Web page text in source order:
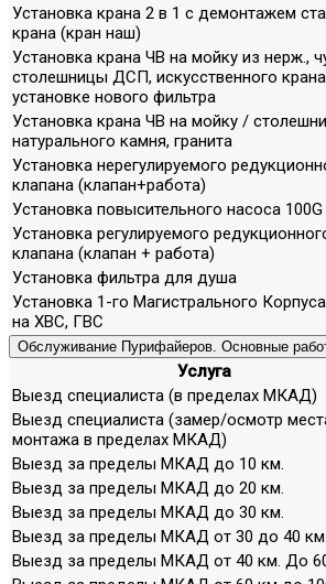
Установка крана 2 в 1 с демонтажем
крана (кран наш)
Установка крана ЧВ на мойку из нерж.,
столешницы ДСП, искусственного
установке нового фильтра
Установка крана ЧВ на мойку /
натурального камня, гранита
Установка нерегулируемого
клапана (клапан+работа)
Установка повысительного насоса 100G
Установка регулируемого
клапана (клапан + работа)
Установка фильтра для душа
Установка 1-го Магистрального
на ХВС, ГВС
Обслуживание Пурифайеров. Основные
Услуга
Выезд специалиста (в пределах МКАД)
Выезд специалиста (замер/осмотр
монтажа в пределах МКАД)
Выезд за пределы МКАД до 10 км.
Выезд за пределы МКАД до 20 км.
Выезд за пределы МКАД до 30 км.
Выезд за пределы МКАД от 30 до 40 км.
Выезд за пределы МКАД от 40 км. До